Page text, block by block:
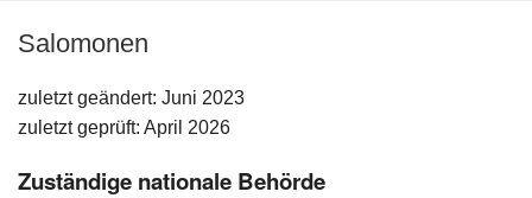
Einfuhr/Ausfuhr
Binnenmarkt
Salomonen
zuletzt geändert: Juni 2023
zuletzt geprüft: April 2026
Zuständige nationale Behörde